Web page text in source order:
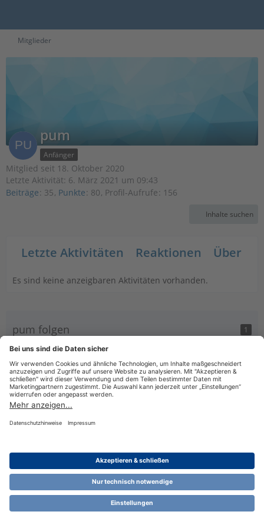
Mitglieder
pum
Anfänger
Mitglied seit 18. Oktober 2020
Letzte Aktivität: 6. März 2021 um 09:43
Beiträge 35 Punkte 80 Profil-Aufrufe 156
Inhalte suchen
Letzte Aktivitäten Reaktionen Über
Es sind keine anzeigbaren Aktivitäten vorhanden.
pum folgen 1
Nutzungsbestimmungen Cookie-Einstellungen
Community-Software:WoltLab Suite™ 6.1.13